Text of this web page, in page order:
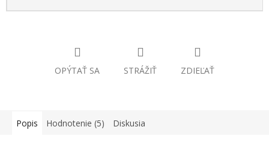
OPÝTAŤ SA STRÁŽIŤ ZDIEĽAŤ
Popis Hodnotenie (5) Diskusia